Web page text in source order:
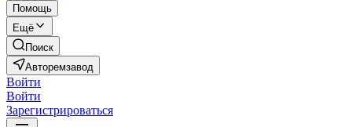
Помощь
Ещё
Поиск
Авторемзавод
Войти
Войти
Зарегистрироваться